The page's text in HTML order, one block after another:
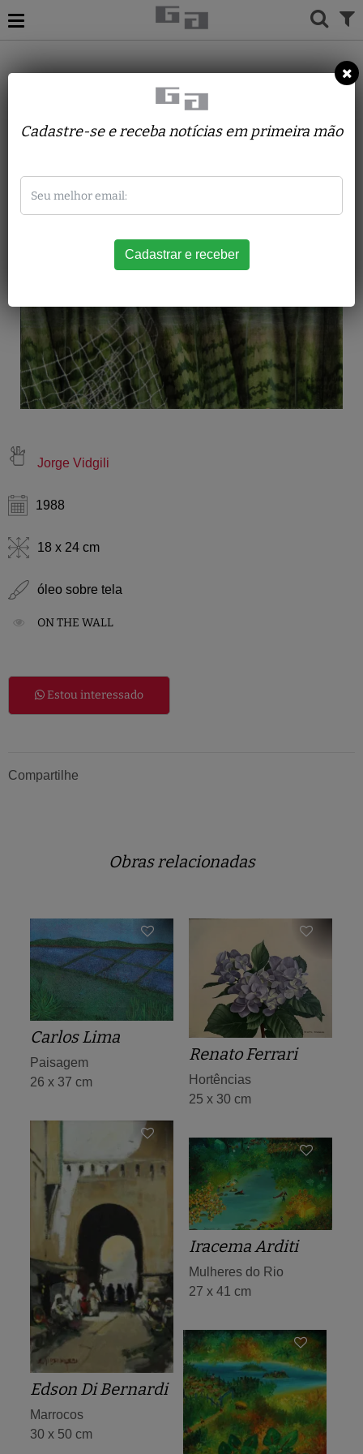
JORGE VIDGILI
Folhagem
Jorge Vidgili
1988
18 x 24 cm
óleo sobre tela
ON THE WALL
Estou interessado
Compartilhe
Obras relacionadas
Carlos Lima
Paisagem
26 x 37 cm
Renato Ferrari
Hortências
25 x 30 cm
Edson Di Bernardi
Marrocos
30 x 50 cm
Iracema Arditi
Mulheres do Rio
27 x 41 cm
Cadastre-se e receba notícias em primeira mão